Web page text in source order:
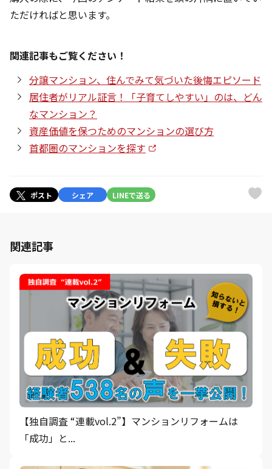
ただければと思います。
関連記事もご覧ください！
分譲マンション、住んでみて気づいた後悔エピソード
居住者がリアル証言！「子育てしやすい」のは、どん
なマンション？
資産価値を保つためのマンションの選び方
首都圏のマンションを探す
ポスト シェア LINEで送る
関連記事
【独自調査 “連載vol.2”】マンションリフォームは
「成功」と...